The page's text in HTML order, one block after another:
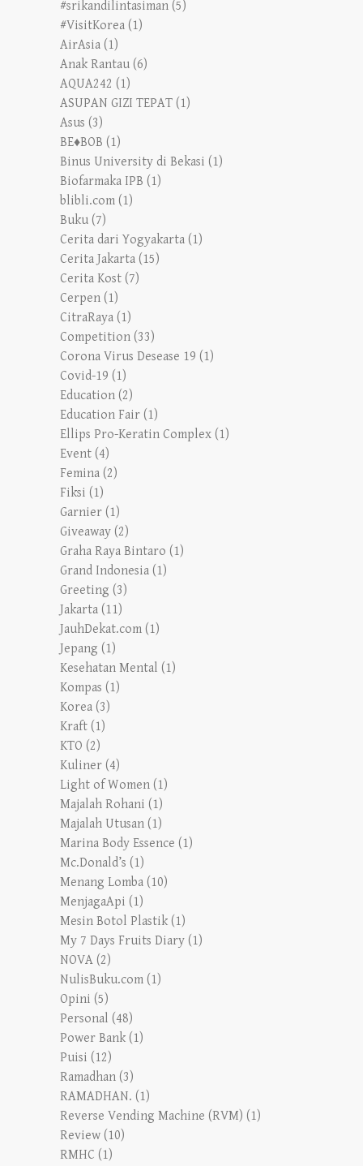
#srikandilintasiman (5)
#VisitKorea (1)
AirAsia (1)
Anak Rantau (6)
AQUA242 (1)
ASUPAN GIZI TEPAT (1)
Asus (3)
BE♦BOB (1)
Binus University di Bekasi (1)
Biofarmaka IPB (1)
blibli.com (1)
Buku (7)
Cerita dari Yogyakarta (1)
Cerita Jakarta (15)
Cerita Kost (7)
Cerpen (1)
CitraRaya (1)
Competition (33)
Corona Virus Desease 19 (1)
Covid-19 (1)
Education (2)
Education Fair (1)
Ellips Pro-Keratin Complex (1)
Event (4)
Femina (2)
Fiksi (1)
Garnier (1)
Giveaway (2)
Graha Raya Bintaro (1)
Grand Indonesia (1)
Greeting (3)
Jakarta (11)
JauhDekat.com (1)
Jepang (1)
Kesehatan Mental (1)
Kompas (1)
Korea (3)
Kraft (1)
KTO (2)
Kuliner (4)
Light of Women (1)
Majalah Rohani (1)
Majalah Utusan (1)
Marina Body Essence (1)
Mc.Donald’s (1)
Menang Lomba (10)
MenjagaApi (1)
Mesin Botol Plastik (1)
My 7 Days Fruits Diary (1)
NOVA (2)
NulisBuku.com (1)
Opini (5)
Personal (48)
Power Bank (1)
Puisi (12)
Ramadhan (3)
RAMADHAN. (1)
Reverse Vending Machine (RVM) (1)
Review (10)
RMHC (1)